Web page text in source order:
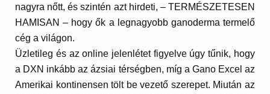
nagyra nőtt, és szintén azt hirdeti, – TERMÉSZETESEN
HAMISAN – hogy ők a legnagyobb ganoderma termelő
cég a világon.
Üzletileg és az online jelenlétet figyelve úgy tűnik, hogy
a DXN inkább az ázsiai térségben, míg a Gano Excel az
Amerikai kontinensen tölt be vezető szerepet. Miután az